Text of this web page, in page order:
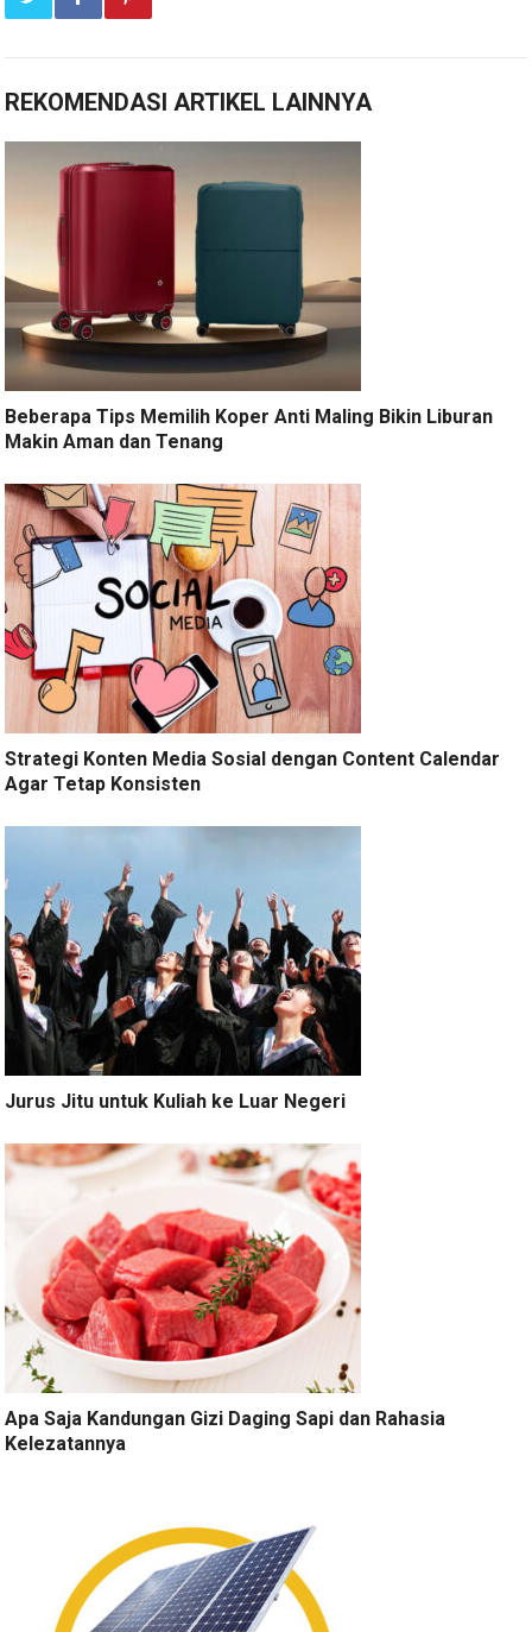
REKOMENDASI ARTIKEL LAINNYA
Beberapa Tips Memilih Koper Anti Maling Bikin Liburan
Makin Aman dan Tenang
Strategi Konten Media Sosial dengan Content Calendar
Agar Tetap Konsisten
Jurus Jitu untuk Kuliah ke Luar Negeri
Apa Saja Kandungan Gizi Daging Sapi dan Rahasia
Kelezatannya